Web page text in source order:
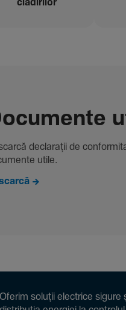
clădi­rilor
decla­rații de
utile.
soluții electrice sigure